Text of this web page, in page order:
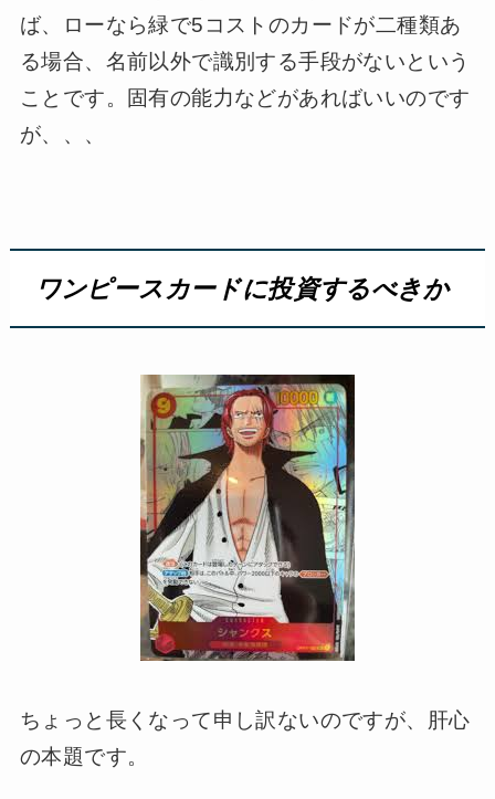
ば、ローなら緑で5コストのカードが二種類あ
る場合、名前以外で識別する手段がないという
ことです。固有の能力などがあればいいのです
が、、、
ワンピースカードに投資するべきか
ちょっと長くなって申し訳ないのですが、肝心
の本題です。